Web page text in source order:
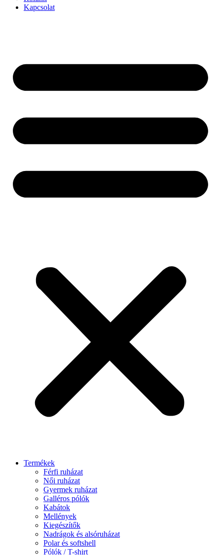
Kapcsolat
Termékek
Férfi ruházat
Női ruházat
Gyermek ruházat
Galléros pólók
Kabátok
Mellények
Kiegészítők
Nadrágok és alsóruházat
Polar és softshell
Pólók / T-shirt